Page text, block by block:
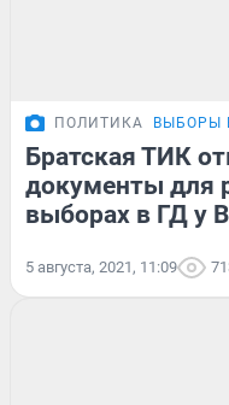
ПОЛИТИКА ВЫБОРЫ
Братская ТИК
документы для
выборах в ГД у
5 августа, 2021, 11:09